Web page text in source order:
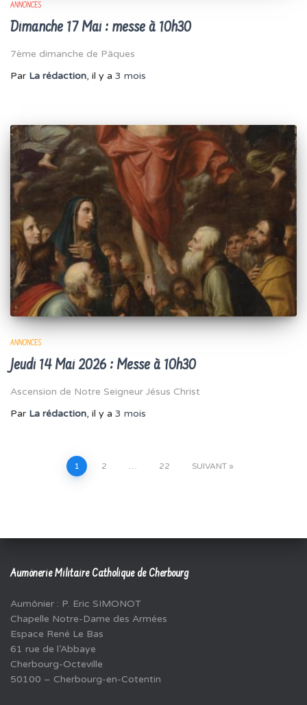
ANNONCES
Dimanche 17 Mai : messe à 10h30
7ème dimanche de Pâques
Par La rédaction, il y a 3 mois
ANNONCES
Jeudi 14 Mai 2026 : Messe à 10h30
Ascension de Notre Seigneur Jésus Christ
Par La rédaction, il y a 3 mois
Pagination 1 2 22 SUIVANT
Aumônerie Militaire Catholique de Cherbourg
Aumônier : P. Eric SIMONOT
Chapelle Notre-Dame des Armées
Espace René Le Bas
61 rue de l’Abbaye
Cherbourg-Octeville
50100 – Cherbourg-en-Cotentin